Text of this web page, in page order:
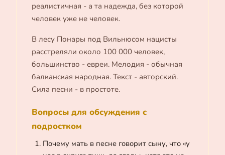
реалистичная - а та надежда, без которой
человек уже не человек.
В лесу Понары под Вильнюсом нацисты
расстреляли около 100 000 человек,
большинство - евреи. Мелодия - обычная
балканская народная. Текст - авторский.
Сила песни - в простоте.
Вопросы для обсуждения с
подростком
Почему мать в песне говорит сыну, что «у